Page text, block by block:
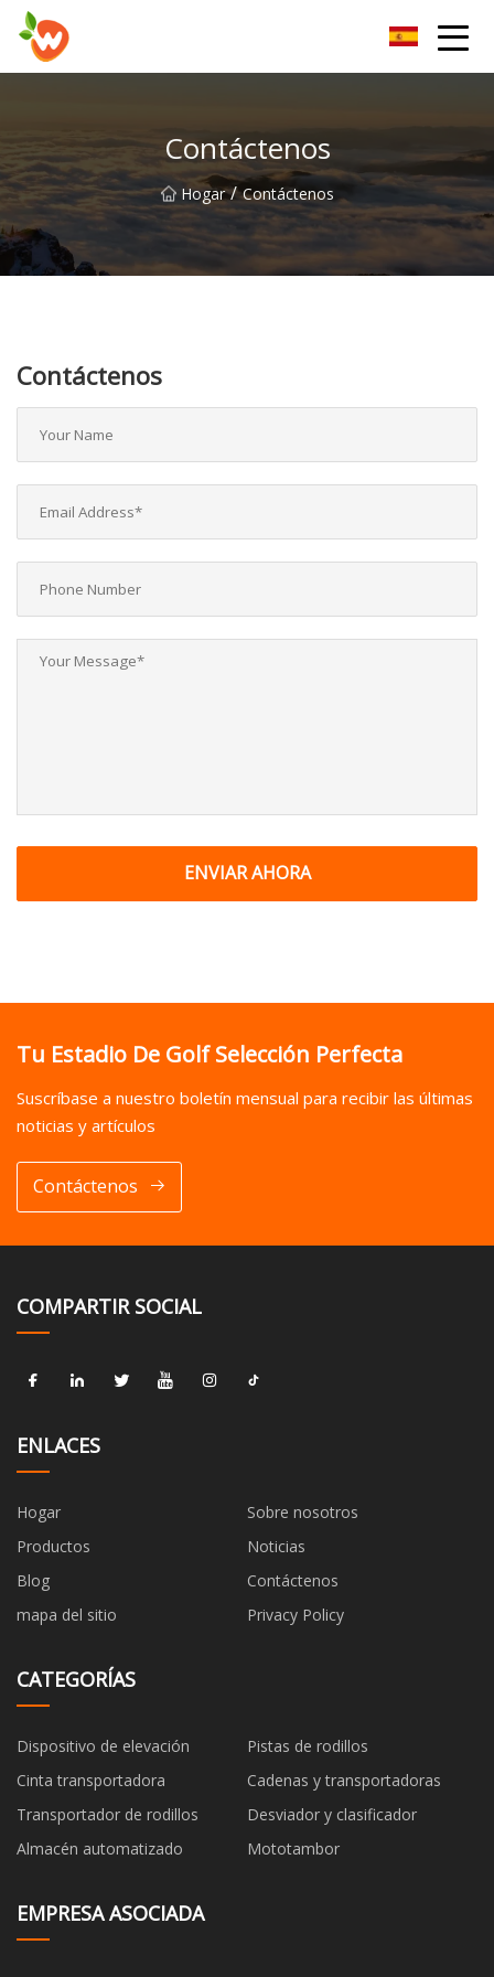
Grupo Co., Ltd del dispositivo de elevación de Henan
Contáctenos
Hogar / Contáctenos
Contáctenos
ENVIAR AHORA
Tu Estadio De Golf Selección Perfecta
Suscríbase a nuestro boletín mensual para recibir las últimas
noticias y artículos
Contáctenos
COMPARTIR SOCIAL
ENLACES
Hogar
Sobre nosotros
Productos
Noticias
Blog
Contáctenos
mapa del sitio
Privacy Policy
CATEGORÍAS
Dispositivo de elevación
Pistas de rodillos
Cinta transportadora
Cadenas y transportadoras
Transportador de rodillos
Desviador y clasificador
Almacén automatizado
Mototambor
EMPRESA ASOCIADA